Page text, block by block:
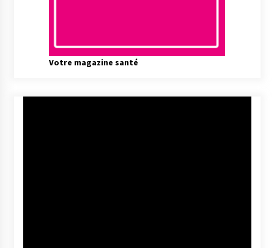
Votre magazine santé